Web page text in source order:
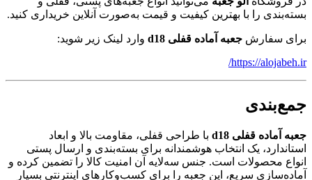
بسته‌بندی را با بهترین کیفیت و قیمت به‌صورت آنلاین خریداری کنید.
برای سفارش جعبه آماده قفلی d18
وارد لینک زیر شوید:
https://alojabeh.ir/
جمع‌بندی
جعبه آماده قفلی d18
با طراحی قفلی، مقاومت بالا و ابعاد
استاندارد، یک انتخاب هوشمندانه برای بسته‌بندی و ارسال پستی
انواع محصولات است. جنس سه‌لایه آن امنیت کالا را تضمین کرده و
آماده‌سازی سریع، این جعبه را برای کسب‌وکارهای اینترنتی بسیار